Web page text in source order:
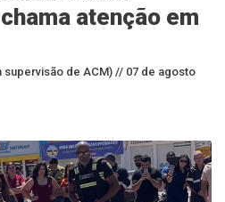
atenção em
supervisão de ACM) // 07 de agosto